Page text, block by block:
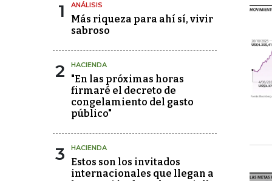
1 ANÁLISIS
Más riqueza para ahí sí, vivir
sabroso
2 HACIENDA
"En las próximas horas
firmaré el decreto de
congelamiento del gasto
público"
3 HACIENDA
Estos son los invitados
internacionales que llegan a